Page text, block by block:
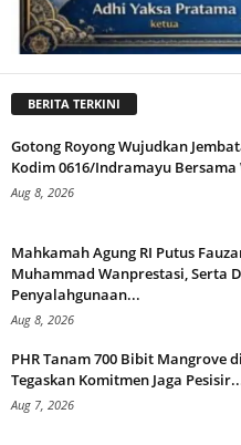
BERITA TERKINI
Gotong Royong Wujudkan
Kodim 0616/Indramayu Bersama
Aug 8, 2026
Mahkamah Agung RI Putus
Muhammad Wanprestasi, Serta
Penyalahgunaan...
Aug 8, 2026
PHR Tanam 700 Bibit Mangrove
Tegaskan Komitmen Jaga
Aug 7, 2026